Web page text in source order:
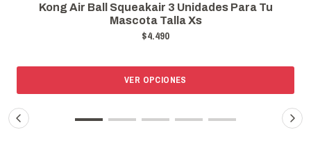
Kong Air Ball Squeakair 3 Unidades Para Tu
Mascota Talla Xs
$4.490
VER OPCIONES